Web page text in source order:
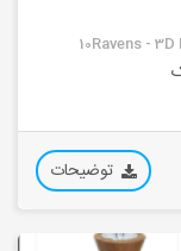
10Ravens -
توضیحات